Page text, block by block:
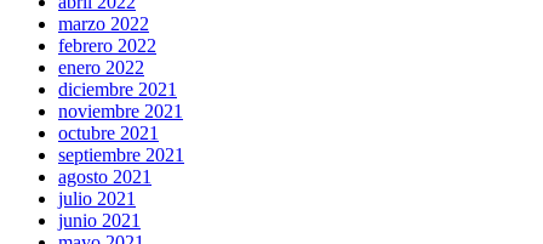
marzo 2022
febrero 2022
enero 2022
diciembre 2021
noviembre 2021
octubre 2021
septiembre 2021
agosto 2021
julio 2021
junio 2021